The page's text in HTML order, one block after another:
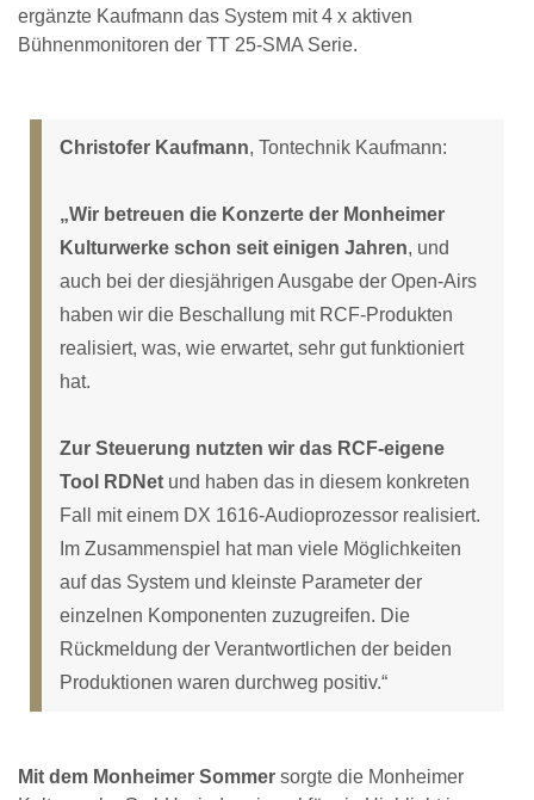
ergänzte Kaufmann das System mit 4 x aktiven
Bühnenmonitoren der TT 25-SMA Serie.
Christofer Kaufmann, Tontechnik Kaufmann:
„Wir betreuen die Konzerte der Monheimer
Kulturwerke schon seit einigen Jahren, und
auch bei der diesjährigen Ausgabe der Open-Airs
haben wir die Beschallung mit RCF-Produkten
realisiert, was, wie erwartet, sehr gut funktioniert
hat.
Zur Steuerung nutzten wir das RCF-eigene
Tool RDNet und haben das in diesem konkreten
Fall mit einem DX 1616-Audioprozessor realisiert.
Im Zusammenspiel hat man viele Möglichkeiten
auf das System und kleinste Parameter der
einzelnen Komponenten zuzugreifen. Die
Rückmeldung der Verantwortlichen der beiden
Produktionen waren durchweg positiv.“
Mit dem Monheimer Sommer sorgte die Monheimer